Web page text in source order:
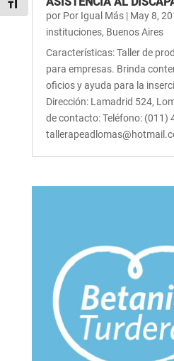
Alternar tamaño de letra
por Por Igual Más| May 8,
instituciones, Buenos Aires
Características: Taller de
para empresas. Brinda
oficios y ayuda para la
Dirección: Lamadrid 524,
de contacto: Teléfono: (011)